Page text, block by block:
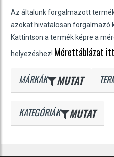
Az általunk forgalmazott
azokat hivatalosan forgalmazó
Kattintson a termék képre a
helyezéshez! Mérettáblázat
MÁRKÁK MUTAT
KATEGÓRIÁK MUTAT